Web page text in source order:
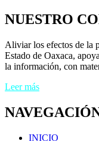
NUESTRO
Aliviar los efectos de la
Estado de Oaxaca,
la información, con
Leer más
INICIO